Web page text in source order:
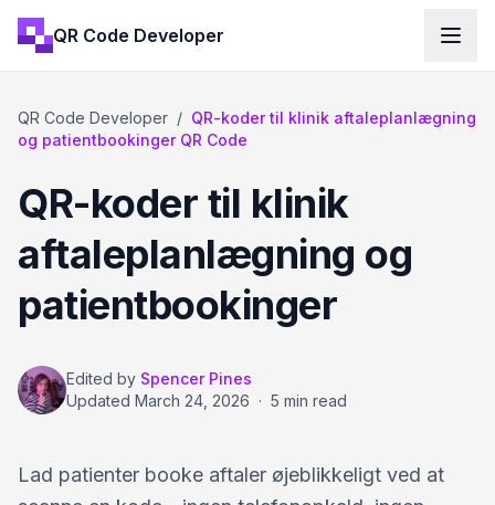
QR Code Developer
QR Code Developer / QR-koder til klinik aftaleplanlægning
og patientbookinger QR Code
QR-koder til klinik
aftaleplanlægning og
patientbookinger
Edited by Spencer Pines
Updated March 24, 2026 · 5 min read
Lad patienter booke aftaler øjeblikkeligt ved at